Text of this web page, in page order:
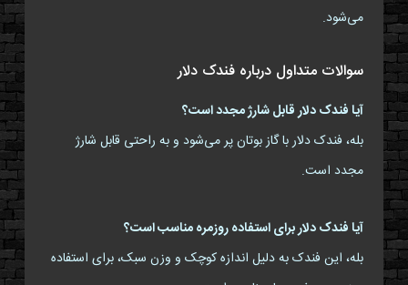
می‌شود.
سوالات متداول درباره فندک دلار
آیا فندک دلار قابل شارژ مجدد است؟
بله، فندک دلار با گاز بوتان پر می‌شود و به راحتی قابل شارژ
مجدد است.
آیا فندک دلار برای استفاده روزمره مناسب است؟
بله، این فندک به دلیل اندازه کوچک و وزن سبک، برای استفاده